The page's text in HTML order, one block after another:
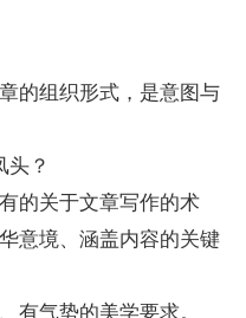
组织形式，是意图与
？
关于文章写作的术
意境、涵盖内容的关键
有气势的美学要求。